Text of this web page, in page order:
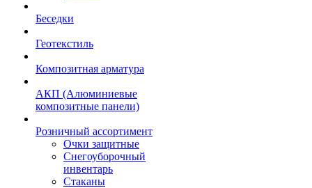
Беседки
Геотекстиль
Композитная арматура
АКП (Алюминиевые
композитные панели)
Розничный ассортимент
Очки защитные
Снегоуборочный
инвентарь
Стаканы